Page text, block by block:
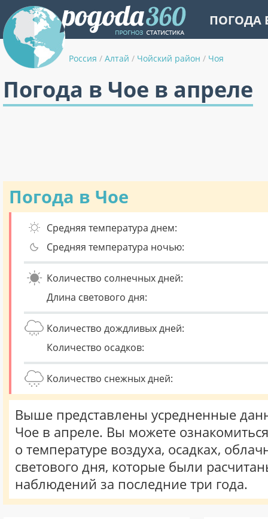
ПОГОДА
Россия / Алтай / Чойский район / Чоя
Погода в Чое в апреле
Погода в Чое
Средняя температура днем:
Средняя температура ночью:
Количество солнечных дней:
Длина светового дня:
Количество дождливых дней:
Количество осадков:
Количество снежных дней:
Выше представлены усредненные
Чое в апреле. Вы можете
о температуре воздуха, осадках,
светового дня, которые были
наблюдений за последние три года.